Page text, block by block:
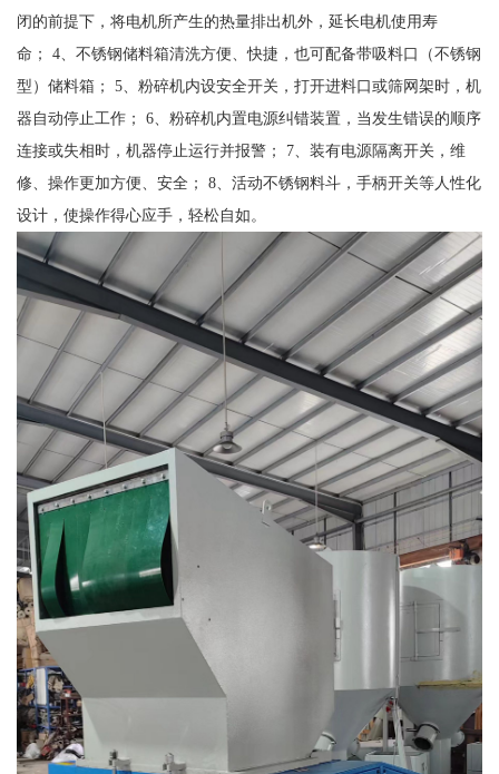
闭的前提下，将电机所产生的热量排出机外，延长电机使用寿
命； 4、不锈钢储料箱清洗方便、快捷，也可配备带吸料口（不锈钢
型）储料箱； 5、粉碎机内设安全开关，打开进料口或筛网架时，机
器自动停止工作； 6、粉碎机内置电源纠错装置，当发生错误的顺序
连接或失相时，机器停止运行并报警； 7、装有电源隔离开关，维
修、操作更加方便、安全； 8、活动不锈钢料斗，手柄开关等人性化
设计，使操作得心应手，轻松自如。